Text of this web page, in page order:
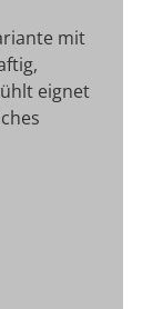
mit
eignet